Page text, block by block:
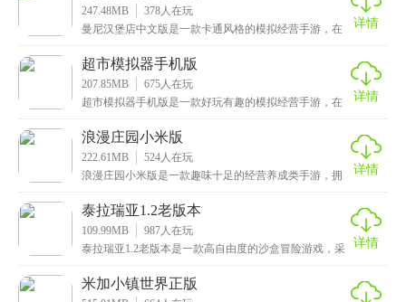
247.48MB 378人在玩
曼尼汉堡店中文版是一款卡通风格的模拟经营手游，在
们的
详情
超市模拟器手机版
207.85MB 675人在玩
超市模拟器手机版是一款好玩有趣的模拟经营手游，在
候，
详情
浪漫庄园小米版
222.61MB 524人在玩
浪漫庄园小米版是一款趣味十足的经营养成类手游，拥
效，
详情
泰拉瑞亚1.2老版本
109.99MB 987人在玩
泰拉瑞亚1.2老版本是一款高自由度的沙盒冒险游戏，采
详情
米加小镇世界正版